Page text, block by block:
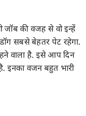
की वजह से वो इन्हें
सबसे बेहतर पेट रहेगा.
वाला है. इसे आप दिन
वजन बहुत भारी